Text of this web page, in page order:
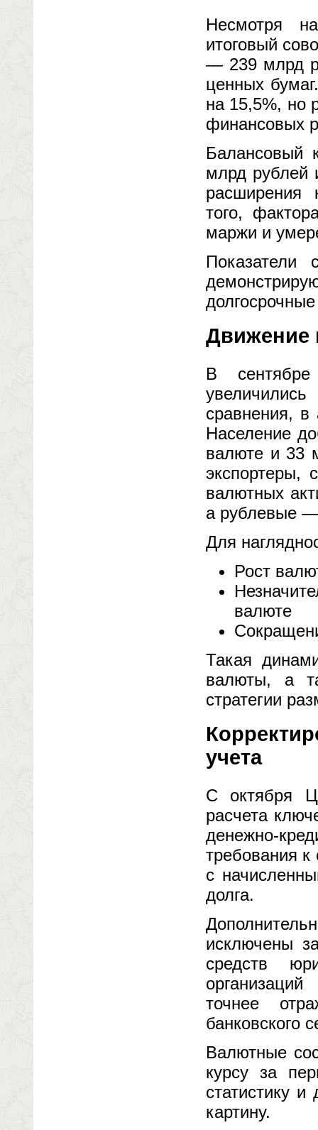
Несмотря
итоговый
— 239 млрд
ценных
на 15,5%, но
финансовых
Балансовый
млрд рублей
расширения
того,
маржи и
Показатели
Движение
В
сравнения,
Население
валюте и 33
экспортеры,
валютных
а рублевые —
Для
Рост
валюте
Такая
валюты, а
стратегии
учета
С октября
расчета
денежно-
требования к
с
долга.
исключены
средств
точнее
банковского
Валютные
курсу за
статистику
картину.